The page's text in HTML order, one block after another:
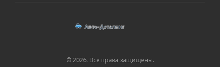
© 2026. Все права защищены.